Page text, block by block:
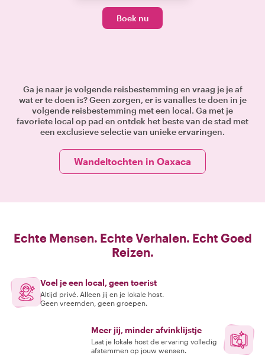
Boek nu
Ga je naar je volgende reisbestemming en vraag je je af
wat er te doen is? Geen zorgen, er is vanalles te doen in je
volgende reisbestemming met een local. Ga met je
favoriete local op pad en ontdek het beste van de stad met
een exclusieve selectie van unieke ervaringen.
Wandeltochten in Oaxaca
Echte Mensen. Echte Verhalen. Echt Goed
Reizen.
Voel je een local, geen toerist
Altijd privé. Alleen jij en je lokale host.
Geen vreemden, geen groepen.
Meer jij, minder afvinklijstje
Laat je lokale host de ervaring volledig
afstemmen op jouw wensen.